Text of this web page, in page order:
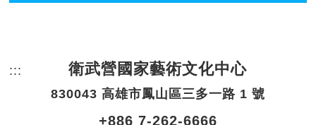
::: 頁尾網站資訊。
衛武營國家藝術文化中心
830043 高雄市鳳山區三多一路 1 號
+886 7-262-6666